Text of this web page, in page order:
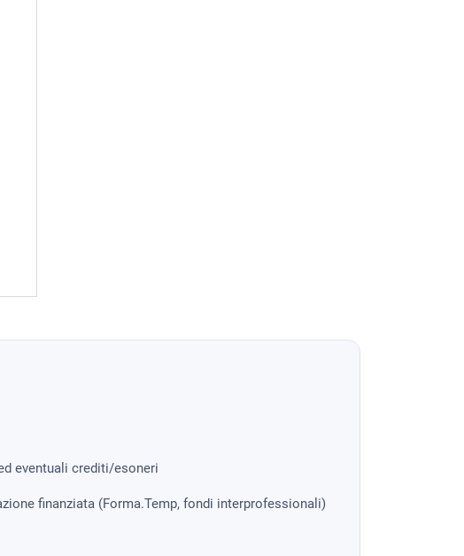
eventuali crediti/esoneri
finanziata (Forma.Temp, fondi interprofessionali)